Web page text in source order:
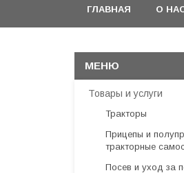
ГЛАВНАЯ О
Товары и услуги
Тракторы
Прицепы и
тракторные
Посев и уход за